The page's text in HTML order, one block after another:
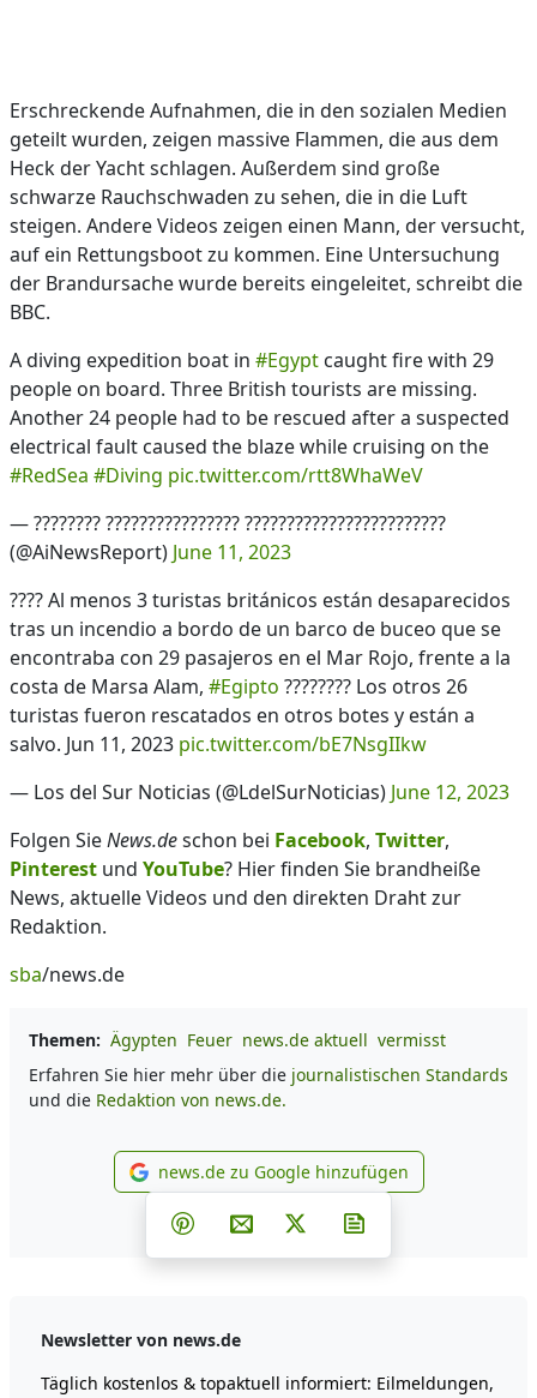
Erschreckende Aufnahmen, die in den sozialen Medien
geteilt wurden, zeigen massive Flammen, die aus dem
Heck der Yacht schlagen. Außerdem sind große
schwarze Rauchschwaden zu sehen, die in die Luft
steigen. Andere Videos zeigen einen Mann, der versucht,
auf ein Rettungsboot zu kommen. Eine Untersuchung
der Brandursache wurde bereits eingeleitet, schreibt die
BBC.
A diving expedition boat in #Egypt caught fire with 29
people on board. Three British tourists are missing.
Another 24 people had to be rescued after a suspected
electrical fault caused the blaze while cruising on the
#RedSea #Diving pic.twitter.com/rtt8WhaWeV
— ???????? ???????????????? ????????????????????????
(@AiNewsReport) June 11, 2023
???? Al menos 3 turistas británicos están desaparecidos
tras un incendio a bordo de un barco de buceo que se
encontraba con 29 pasajeros en el Mar Rojo, frente a la
costa de Marsa Alam, #Egipto ???????? Los otros 26
turistas fueron rescatados en otros botes y están a
salvo. Jun 11, 2023 pic.twitter.com/bE7NsgIIkw
— Los del Sur Noticias (@LdelSurNoticias) June 12, 2023
Folgen SieNews.deschon bei Facebook, Twitter,
Pinterest und YouTube? Hier finden Sie brandheiße
News, aktuelle Videos und den direkten Draht zur
Redaktion.
sba/news.de
Themen: Ägypten Feuer news.de aktuell vermisst
Erfahren Sie hier mehr über die journalistischen Standards
und die Redaktion von news.de.
news.de zu Google
news.de zu Google hinzufügen
Teilen auf Facebook
Teilen auf Whatsapp
Teilen auf Telegram
Teilen auf Pinterest
Per E-Mail teilen
Post auf X
Newsletter von news.de
Täglich kostenlos & topaktuell informiert: Eilmeldungen,